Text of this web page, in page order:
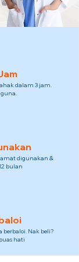
dalam 3 jam.
digunakan &
bulan
berbaloi. Nak beli?
hati